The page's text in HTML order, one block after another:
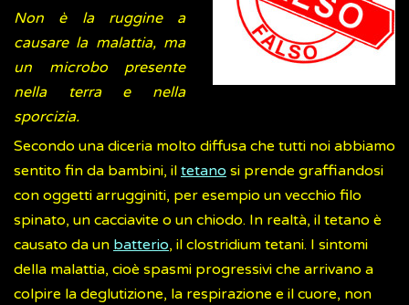
Non è la ruggine a
causare la malattia, ma
un microbo presente
nella terra e nella
sporcizia.
Secondo una diceria molto diffusa che tutti noi abbiamo
sentito fin da bambini, il tetano si prende graffiandosi
con oggetti arrugginiti, per esempio un vecchio filo
spinato, un cacciavite o un chiodo. In realtà, il tetano è
causato da un batterio, il clostridium tetani. I sintomi
della malattia, cioè spasmi progressivi che arrivano a
colpire la deglutizione, la respirazione e il cuore, non